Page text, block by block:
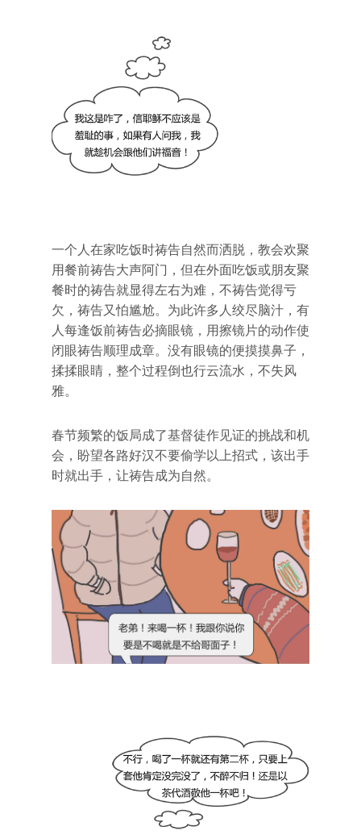
一个人在家吃饭时祷告自然而洒脱，教会欢聚
用餐前祷告大声阿门，但在外面吃饭或朋友聚
餐时的祷告就显得左右为难，不祷告觉得亏
欠，祷告又怕尴尬。为此许多人绞尽脑汁，有
人每逢饭前祷告必摘眼镜，用擦镜片的动作使
闭眼祷告顺理成章。没有眼镜的便摸摸鼻子，
揉揉眼睛，整个过程倒也行云流水，不失风
雅。
春节频繁的饭局成了基督徒作见证的挑战和机
会，盼望各路好汉不要偷学以上招式，该出手
时就出手，让祷告成为自然。